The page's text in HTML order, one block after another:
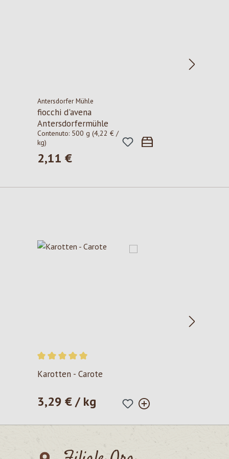
Antersdorfer Mühle
fiocchi d'avena
Antersdorfermühle
Contenuto: 500 g (4,22 € /
kg)
Prezzo normale:
2,11 €
Valutazione media di 5 su 5 stelle
Karotten - Carote
Prezzo normale:
3,29 € / kg